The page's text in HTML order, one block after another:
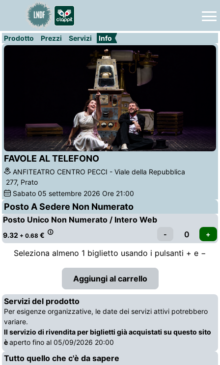
Prodotto Prezzi Servizi Info
FAVOLE AL TELEFONO
ANFITEATRO CENTRO PECCI - Viale della Repubblica
277, Prato
Sabato 05 settembre 2026 Ore 21:00
Posto A Sedere Non Numerato
Posto Unico Non Numerato / Intero Web
9.32 + 0.68 €
Seleziona almeno 1 biglietto usando i pulsanti + e −
Servizi del prodotto
Per esigenze organizzative, le date dei servizi attivi potrebbero
variare.
Il servizio di rivendita per biglietti già acquistati su questo sito
èaperto fino al 05/09/2026 20:00
Tutto quello che c'è da sapere